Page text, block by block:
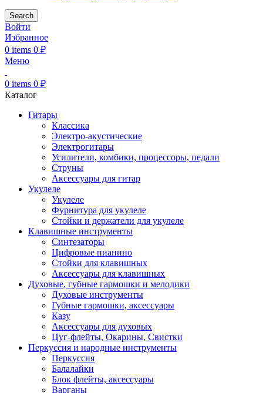
Search
Войти
Избранное
0 items 0 ₽
Меню
0 items 0 ₽
Каталог
Гитары
Классика
Электро-акустические
Электрогитары
Усилители, комбики, процессоры, педали
Струны
Аксессуары для гитар
Укулеле
Укулеле
Фурнитура для укулеле
Стойки и держатели для укулеле
Клавишные инструменты
Синтезаторы
Цифровые пианино
Стойки для клавишных
Аксессуары для клавишных
Духовые, губные гармошки и мелодики
Духовые инструменты
Губные гармошки, аксессуары
Казу
Аксессуары для духовых
Цуг-флейты, Окарины, Свистки
Перкуссия и народные инструменты
Перкуссия
Балалайки
Блок флейты, аксессуары
Варганы